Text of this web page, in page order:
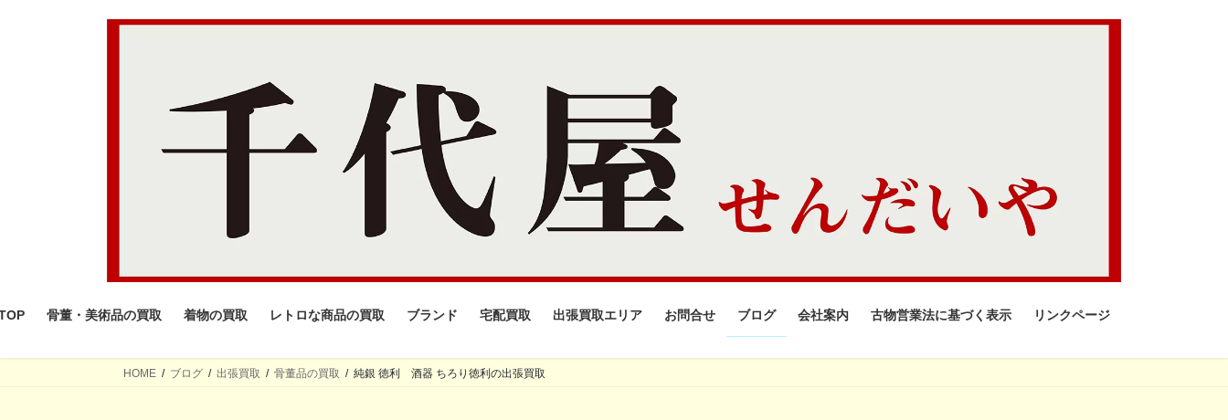
骨董・美術品の買取 着物の買取 レトロな商品の買取 ブランド 宅配買取 出張買取エリア お問合せ ブログ 会社案内 古物営業法に基づく表示 リンクページ
HOME ブログ 出張買取 骨董品の買取 純銀 徳利 酒器 ちろり徳利の出張買取